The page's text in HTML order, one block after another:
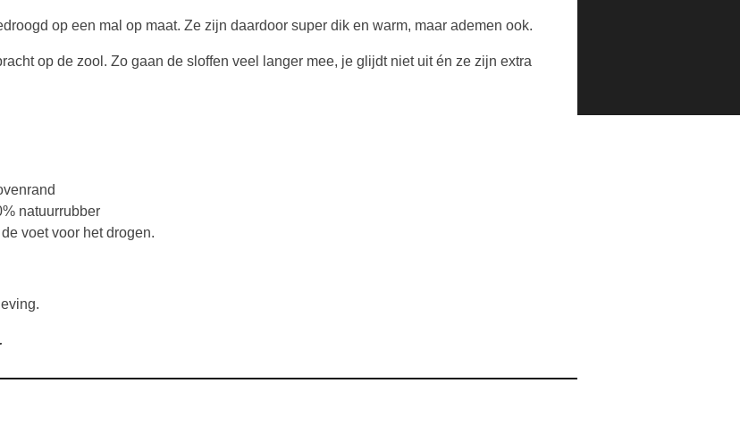
op een mal op maat. Ze zijn daardoor super dik en warm, maar ademen ook.
op de zool. Zo gaan de sloffen veel langer mee, je glijdt niet uit én ze zijn extra
natuurrubber
voet voor het drogen.